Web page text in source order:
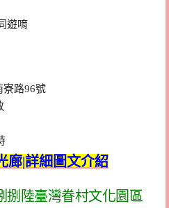
遊唷
寮路96號
廊|詳細圖文介紹
捌陸臺灣眷村文化園區